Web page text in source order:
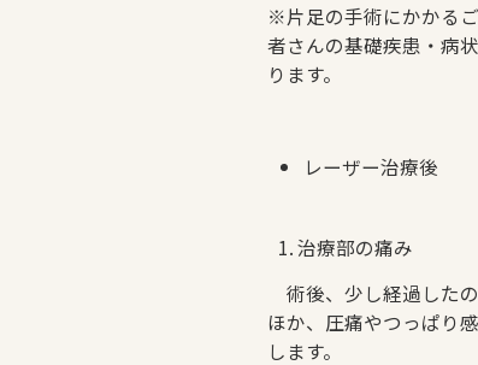
※片足の手術にかかる
者さんの基礎疾患・病
ります。
レーザー治療後
治療部の痛み
術後、少し経過した
ほか、圧痛やつっぱり
します。